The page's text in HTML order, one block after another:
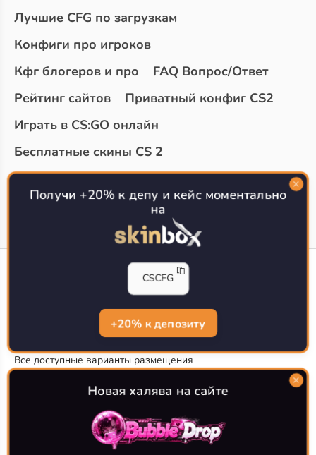
Лучшие CFG по загрузкам
Конфиги про игроков
Кфг блогеров и про
FAQ Вопрос/Ответ
Рейтинг сайтов
Приватный конфиг CS2
Играть в CS:GO онлайн
Бесплатные скины CS 2
Топ сайтов с халявой КС 2
О проекте
CS-CONFIG.com © 2020-2026 г.
Политика конфиденциальности
РЕКЛАМА НА САЙТЕ
Все доступные варианты размещения
Согласие на обработку данных
О CS-CONFIG.COM
CFG pro CS 2 - именно это мы и размещаем на нашем
проекте, иными словами мы предоставляем пользователям
конфиги про игроков кс2. Также вы сможете
самостоятельно поделиться своими настройками с другими
Получи +20% к депу и кейс моментально
на
CSCFG
+20% к депозиту
Новая халява на сайте